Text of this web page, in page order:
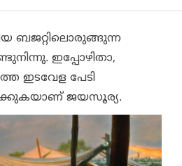
ബജറ്റിലൊരുങ്ങുന്ന
ഇപ്പോഴിതാ,
ഇടവേള പേടി
ജയസൂര്യ.